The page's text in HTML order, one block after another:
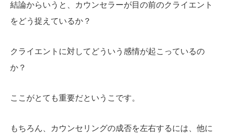
結論からいうと、カウンセラーが目の前のクライエント
をどう捉えているか？
クライエントに対してどういう感情が起こっているの
か？
ここがとても重要だというこです。
もちろん、カウンセリングの成否を左右するには、他に